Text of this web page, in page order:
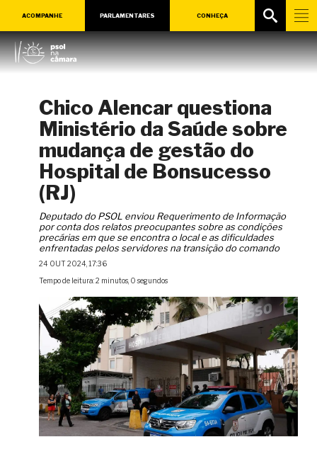
ACOMPANHE PARLAMENTARES CONHEÇA
Chico Alencar questiona
Ministério da Saúde sobre
mudança de gestão do
Hospital de Bonsucesso
(RJ)
Deputado do PSOL enviou Requerimento de Informação
por conta dos relatos preocupantes sobre as condições
precárias em que se encontra o local e as dificuldades
enfrentadas pelos servidores na transição do comando
24 OUT 2024, 17:36
Tempo de leitura: 2 minutos, 0 segundos